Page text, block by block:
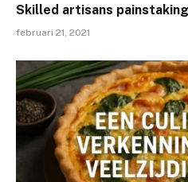
Skilled artisans
februari 21, 2021